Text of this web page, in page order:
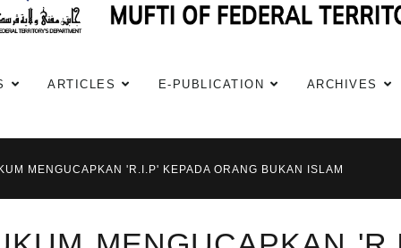
ARTICLES E-PUBLICATION ARCHIVES
MENGUCAPKAN 'R.I.P' KEPADA ORANG BUKAN ISLAM